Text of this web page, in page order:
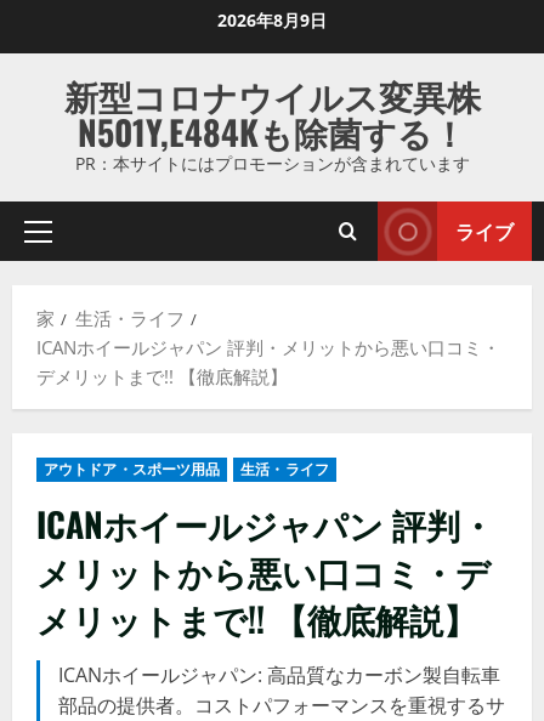
ス
ッ
2026年8月9日
新型コロナウイルス変異株
N501Y,E484Kも除菌する！
PR：本サイトにはプロモーションが含まれています
プ
マ
リ
メ
ー
ライブ
家
生活・ライフ
ICANホイールジャパン 評判・メリットから悪い口コミ・
デメリットまで!! 【徹底解説】
アウトドア・スポーツ用品 生活・ライフ
ICANホイールジャパン 評判・
メリットから悪い口コミ・デ
メリットまで!! 【徹底解説】
ICANホイールジャパン: 高品質なカーボン製自転車
部品の提供者。コストパフォーマンスを重視するサ